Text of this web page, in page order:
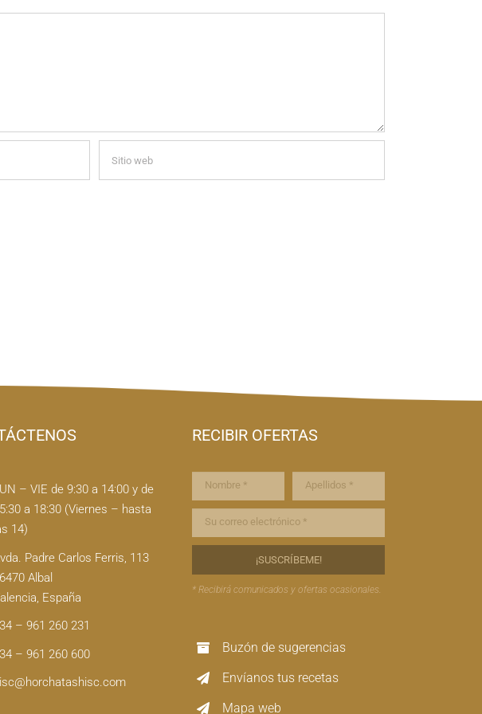
– VIE de 9:30 a 14:00 y de
a 18:30 (Viernes – hasta
14)
Padre Carlos Ferris, 113
Albal
España
– 961 260 231
– 961 260 600
RECIBIR OFERTAS
* Recibirá comunicados y ofertas ocasionales.
Buzón de sugerencias
Envíanos tus recetas
Mapa web